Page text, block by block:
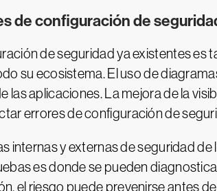
de configuración de
de seguridad ya existentes es
su ecosistema. El uso de
las aplicaciones. La mejora de la
errores de configuración de
internas y externas de seguridad
es donde se pueden
el riesgo puede prevenirse antes